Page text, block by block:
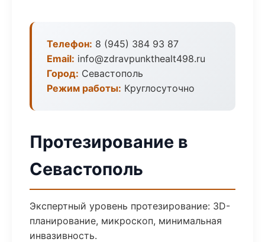
Телефон: 8 (945) 384 93 87
Email: info@zdravpunkthealt498.ru
Город: Севастополь
Режим работы: Круглосуточно
Протезирование в
Севастополь
Экспертный уровень протезирование: 3D-
планирование, микроскоп, минимальная
инвазивность.